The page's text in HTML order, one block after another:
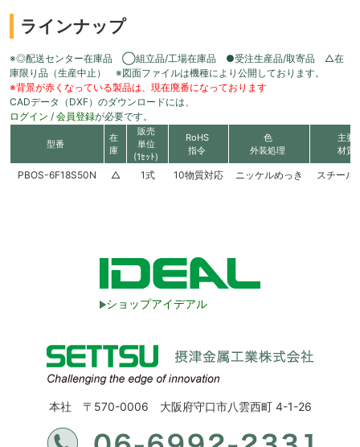
ラインナップ
※◎配送センター在庫品 ◯組立品/工場在庫品 ●受注生産品/取寄品 △在
庫限り品（生産中止） ※図面ファイルは機種により公開しております。
※背景が赤くなっている製品は、現在廃番になっております
CADデータ（DXF）のダウンロードには、
ログイン / 会員登録が必要です。
型番
在
庫
販売
単位
(1ｾｯﾄ)
RoHS
指令
色
外装処理
主要
材質
PBOS-6F18S50N △ 1式 10物質対応 ニッケルめっき スチール
ショップアイデアル
本社 〒570-0006 大阪府守口市八雲西町 4-1-26